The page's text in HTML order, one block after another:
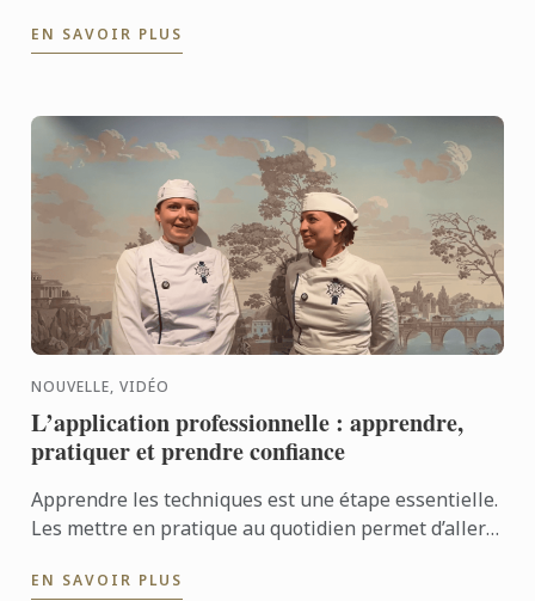
savoir-faire de ...
EN SAVOIR PLUS
NOUVELLE, VIDÉO
L’application professionnelle : apprendre,
pratiquer et prendre confiance
Apprendre les techniques est une étape essentielle.
Les mettre en pratique au quotidien permet d’aller
les ...
EN SAVOIR PLUS